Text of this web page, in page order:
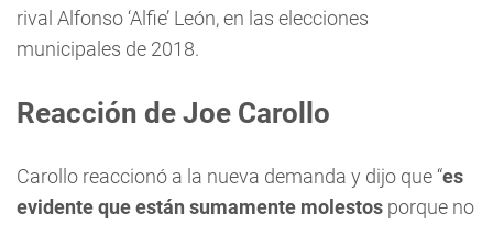
rival Alfonso ‘Alfie’ León, en las elecciones
municipales de 2018.
Reacción de Joe Carollo
Carollo reaccionó a la nueva demanda y dijo que “es
evidente que están sumamente molestos porque no